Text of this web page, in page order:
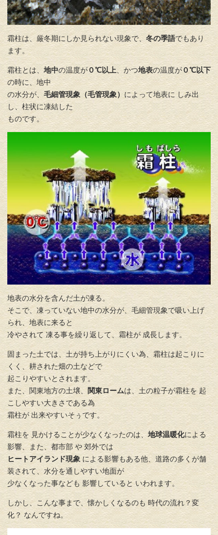
霜柱は、厳冬期にしか見られない現象で、 冬の季語でもあり
ます。
霜柱とは、地中の温度が０℃以上 、かつ地表の温度が０℃以下
の時に、地中
の水分が、 毛細管現象（毛管現象）によって地表に しみ出
し、柱状に凍結した
ものです。
地表の水分を含んだ土が凍る。
そこで、凍っていない地中の水分が、毛細管現象で吸い上げ
られ、地表に来ると
冷やされて 凍る事を繰り返して、霜柱が 成長します。
固まった土では、土が持ち上がりにくい為、霜柱は起こりに
くく、耕された畑の土などで
起こりやすいとされます。
また、関東地方の土壌、 関東ロームは、土の粒子が霜柱を 起
こしやすい大きさである為
霜柱が 出来やすいそぅです。
霜柱を 見かけることが少なくなったのは、地球温暖化による
影響、また、都市部 や 郊外では
ヒートアイランド現象 による影響もある他、道路の多くが舗
装されて、水分を通しやすい地面が
少なくなった事なども 影響していると いわれます。
しかし、こんな事まで、懐かしくなるのも 時代の流れ？変
化？ なんですね。